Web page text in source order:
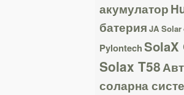
акумулатор
батерия JA Solar
PylontechSolaX
Solax T58
соларна